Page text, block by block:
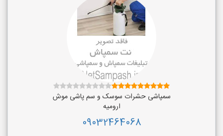
سمپاشی حشرات سوسک و سم پاشی موش
ارومیه
09032464068